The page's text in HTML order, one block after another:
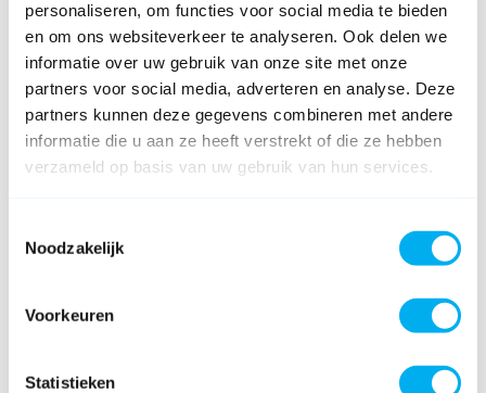
personaliseren, om functies voor social media te bieden
en om ons websiteverkeer te analyseren. Ook delen we
informatie over uw gebruik van onze site met onze
partners voor social media, adverteren en analyse. Deze
partners kunnen deze gegevens combineren met andere
informatie die u aan ze heeft verstrekt of die ze hebben
verzameld op basis van uw gebruik van hun services.
Noodzakelijk
Voorkeuren
Statistieken